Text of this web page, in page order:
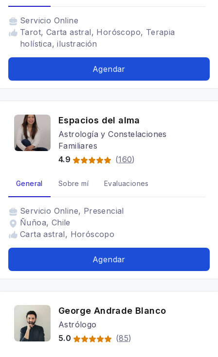
Servicio Online
Tarot, Carta astral, Horóscopo, Terapia
holística, ilustración
Agendar
Espacios del alma
Astrología y Constelaciones
Familiares
4.9
(160)
General Sobre mí Evaluaciones
Servicio Online, Presencial
Ñuñoa, Chile
Carta astral, Horóscopo
Agendar
George Andrade Blanco
Astrólogo
5.0
(85)